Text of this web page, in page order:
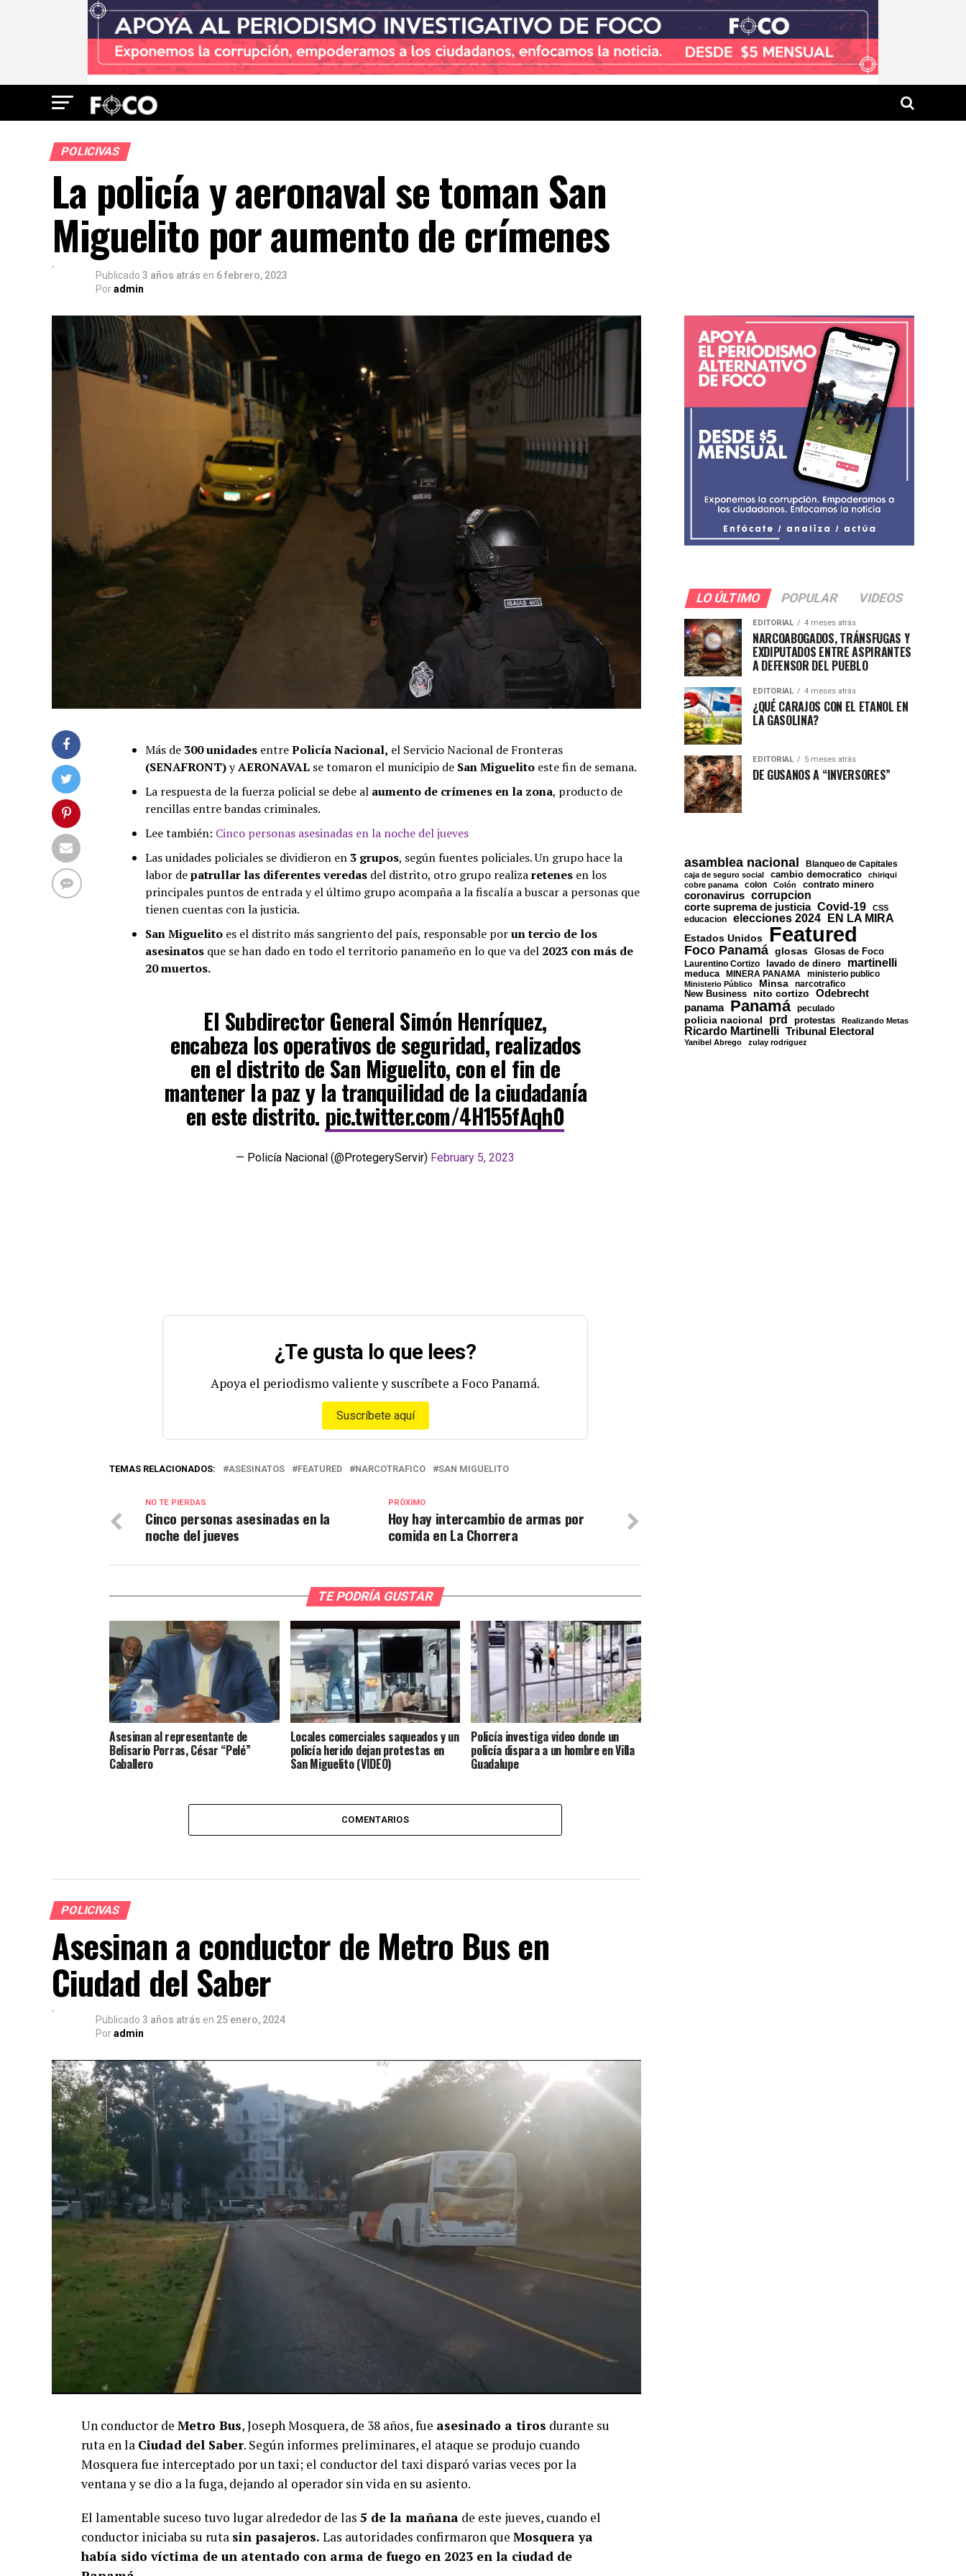
POLICIVAS
La policía y aeronaval se toman San
Miguelito por aumento de crímenes
Publicado 3 años atrás en 6 febrero, 2023
Poradmin
Más de 300 unidades entrePolicía Nacional, el Servicio Nacional de Fronteras
(SENAFRONT)yAERONAVAL se tomaron el municipio de San Miguelito este fin de semana.
La respuesta de la fuerza policial se debe al aumento de crímenes en la zona, producto de
rencillas entre bandas criminales.
Lee también: Cinco personas asesinadas en la noche del jueves
Las unidades policiales se dividieron en 3 grupos, según fuentes policiales. Un grupo hace la
labor depatrullar las diferentes veredas del distrito, otro grupo realizaretenes en los
principales puntos de entrada y el último grupo acompaña a la fiscalía a buscar a personas que
tienen cuentas con la justicia.
San Miguelito es el distrito más sangriento del país, responsable porun tercio de los
asesinatos que se han dado en todo el territorio panameño en lo que va del 2023 con más de
20 muertos.
El Subdirector General Simón Henríquez,
encabeza los operativos de seguridad, realizados
en el distrito de San Miguelito, con el fin de
mantener la paz y la tranquilidad de la ciudadanía
en este distrito. pic.twitter.com/4H155fAqh0
— Policía Nacional (@ProtegeryServir) February 5, 2023
¿Te gusta lo que lees?
Apoya el periodismo valiente y suscríbete a Foco Panamá.
Suscríbete aquí
TEMAS RELACIONADOS: ASESINATOS FEATURED NARCOTRAFICO SAN MIGUELITO
PRÓXIMO
Hoy hay intercambio de armas por
comida en La Chorrera
NO TE PIERDAS
Cinco personas asesinadas en la
noche del jueves
TE PODRÍA GUSTAR
Asesinan al representante de
Belisario Porras, César “Pelé”
Caballero
Locales comerciales saqueados y un
policía herido dejan protestas en
San Miguelito (VIDEO)
Policía investiga video donde un
policía dispara a un hombre en Villa
Guadalupe
COMENTARIOS
POLICIVAS
Asesinan a conductor de Metro Bus en
Ciudad del Saber
Publicado 3 años atrás en 25 enero, 2024
Poradmin
Un conductor de Metro Bus, Joseph Mosquera, de 38 años, fue asesinado a tiros durante su
ruta en la Ciudad del Saber. Según informes preliminares, el ataque se produjo cuando
Mosquera fue interceptado por un taxi; el conductor del taxi disparó varias veces por la
ventana y se dio a la fuga, dejando al operador sin vida en su asiento.
El lamentable suceso tuvo lugar alrededor de las 5 de la mañana de este jueves, cuando el
conductor iniciaba su ruta sin pasajeros. Las autoridades confirmaron que Mosquera ya
había sido víctima de un atentado con arma de fuego en 2023 en la ciudad de
LO ÚLTIMO POPULAR VIDEOS
EDITORIAL 4 meses atrás
NARCOABOGADOS, TRÁNSFUGAS Y
EXDIPUTADOS ENTRE ASPIRANTES
A DEFENSOR DEL PUEBLO
EDITORIAL 4 meses atrás
¿QUÉ CARAJOS CON EL ETANOL EN
LA GASOLINA?
EDITORIAL 5 meses atrás
DE GUSANOS A “INVERSORES”
asamblea nacional Blanqueo de Capitales
caja de seguro social cambio democratico
chiriqui
cobre panama
colon Colón contrato minero
coronavirus corrupcion
corte suprema de justicia Covid-19 CSS
educacion elecciones 2024 EN LA MIRA
Estados Unidos Featured
Foco Panamá glosas Glosas de Foco
Laurentino Cortizo lavado de dinero martinelli
meduca MINERA PANAMA ministerio publico
Ministerio Público Minsa
narcotrafico
New Business
nito cortizo Odebrecht
panama Panamá peculado
policia nacional prd protestas Realizando Metas
Ricardo Martinelli Tribunal Electoral
Yanibel Abrego zulay rodriguez